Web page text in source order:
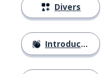
Divers
Introductions